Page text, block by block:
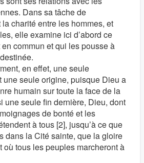
Dans sa tâche de
charité entre les hommes, et
elle examine ici d’abord ce
commun et qui les pousse à
en effet, une seule
une seule origine, puisque Dieu a
humain sur toute la face de la
une seule fin dernière, Dieu, dont
de bonté et les
à tous [2], jusqu’à ce que
dans la Cité sainte, que la gloire
tous les peuples marcheront à